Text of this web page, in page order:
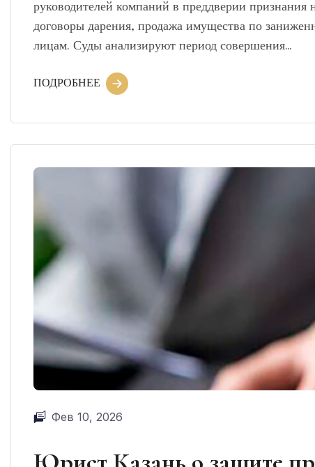
руководителей компаний в преддверии признания
договоры дарения, продажа имущества по
лицам. Суды анализируют период совершения…
ПОДРОБНЕЕ
Фев 10, 2026